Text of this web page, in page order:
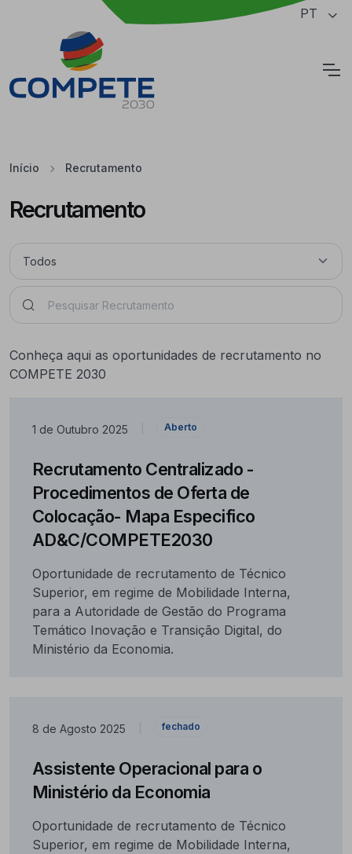
Saltar para o conteúdo principal da página PT
Início Recrutamento
Recrutamento
Conheça aqui as oportunidades de recrutamento no
COMPETE 2030
1 de Outubro 2025 Aberto
Recrutamento Centralizado -
Procedimentos de Oferta de
Colocação- Mapa Especifico
AD&C/COMPETE2030
Oportunidade de recrutamento de Técnico
Superior, em regime de Mobilidade Interna,
para a Autoridade de Gestão do Programa
Temático Inovação e Transição Digital, do
Ministério da Economia.
8 de Agosto 2025 fechado
Assistente Operacional para o
Ministério da Economia
Oportunidade de recrutamento de Técnico
Superior, em regime de Mobilidade Interna,